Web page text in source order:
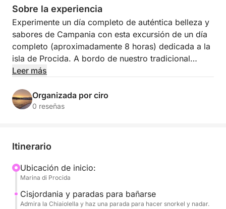
Sobre la experiencia
Experimente un día completo de auténtica belleza y
sabores de Campania con esta excursión de un día
completo (aproximadamente 8 horas) dedicada a la
isla de Procida. A bordo de nuestro tradicional
barco sorrentino (140 HP), la experiencia será de
la pintoresca Marina Corricella.
coloridas casas con vistas al mar de Corricella, la
escondidas y reservas naturales. Tendrá tiempo de
sobra para disfrutar de largos descansos para nadar
en las bahías de aguas cristalinas. Se le
proporcionará equipo de snorkel para explorar el
Leer más
Organizada por ciro
0 reseñas
Itinerario
Ubicación de inicio:
Marina di Procida
Cisjordania y paradas para bañarse
Admira la Chiaiolella y haz una parada para hacer snorkel y nadar.